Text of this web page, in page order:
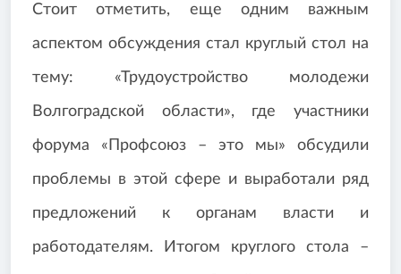
Стоит отметить, еще одним важным
аспектом обсуждения стал круглый стол на
тему: «Трудоустройство молодежи
Волгоградской области», где участники
форума «Профсоюз – это мы» обсудили
проблемы в этой сфере и выработали ряд
предложений к органам власти и
работодателям. Итогом круглого стола –